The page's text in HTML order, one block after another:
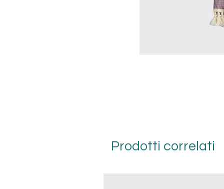
Prodotti correlati